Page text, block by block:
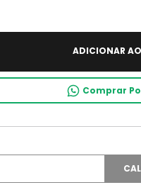
ADICIONAR
Comprar